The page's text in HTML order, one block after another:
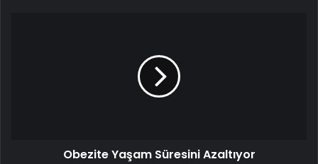
Obezite Yaşam Süresini Azaltıyor